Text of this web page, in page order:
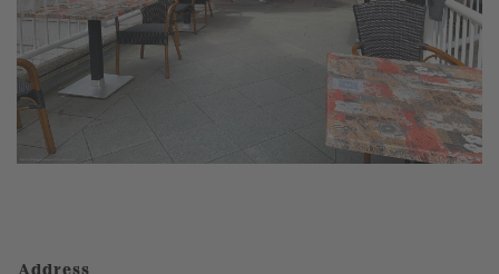
Address